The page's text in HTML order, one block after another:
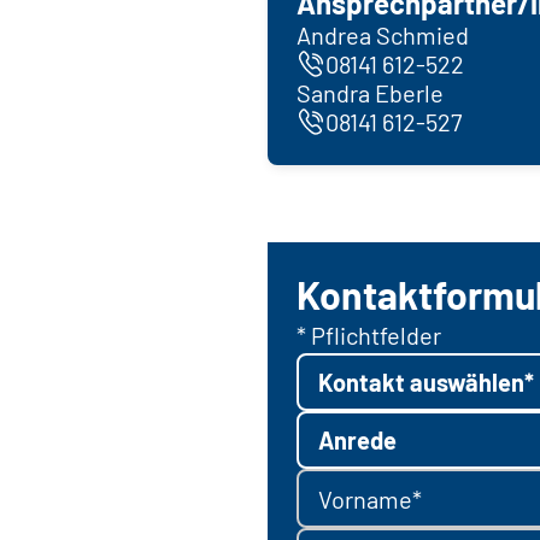
Andrea Schmied
08141 612-522
Sandra Eberle
08141 612-527
* Pflichtfelder
Kontakt auswählen*
Anrede
Vorname*